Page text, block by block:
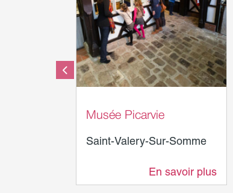
Musée Picarvie
Saint-Valery-Sur-Somme
En savoir plus